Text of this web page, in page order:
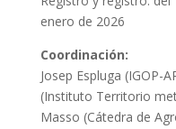
enero de 2026
Coordinación:
Josep Espluga (IGOP-
(Instituto Territorio
Masso (Cátedra de